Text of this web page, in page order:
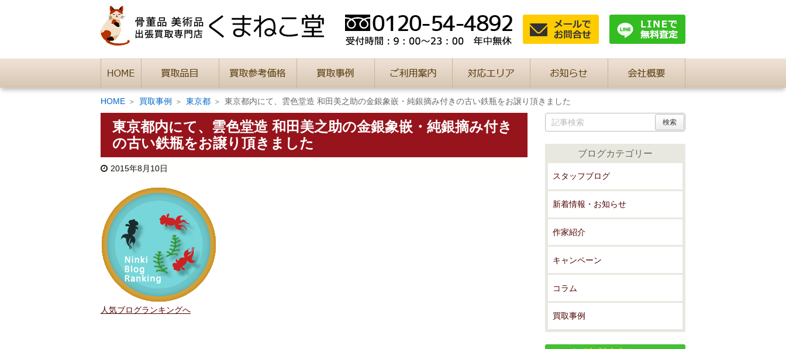
HOME 買取事例 東京都 東京都内にて、雲色堂造 和田美之助の金銀象嵌・純銀摘み付きの古い鉄瓶をお譲り頂きました
東京都内にて、雲色堂造 和田美之助の金銀象嵌・純銀摘み付き
の古い鉄瓶をお譲り頂きました
2015年8月10日
人気ブログランキングへ
ブログカテゴリー
スタッフブログ
新着情報・お知らせ
作家紹介
キャンペーン
コラム
買取事例